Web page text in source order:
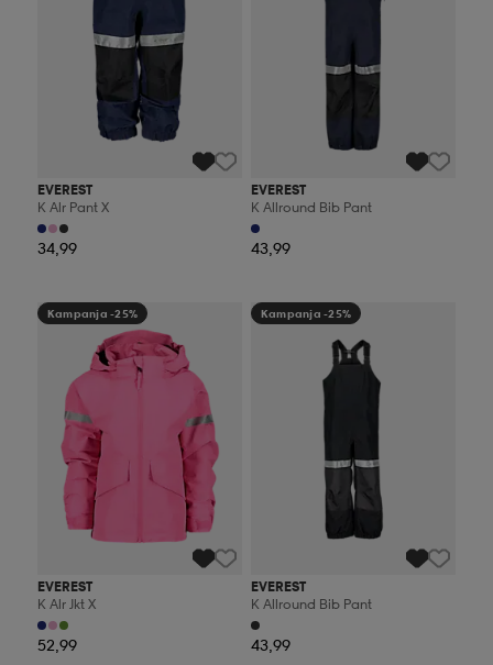
EVEREST
K Alr Pant X
34,99
EVEREST
K Allround Bib Pant
43,99
Kampanja -25%
EVEREST
K Alr Jkt X
52,99
Kampanja -25%
EVEREST
K Allround Bib Pant
43,99